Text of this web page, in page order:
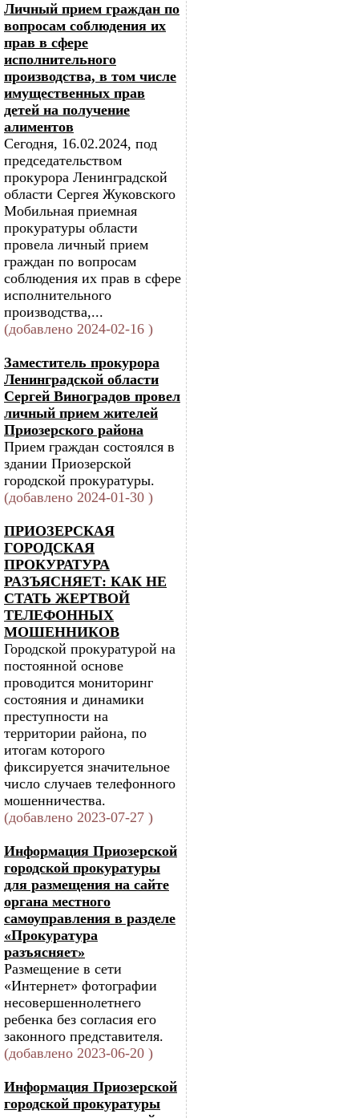
Личный прием граждан по
вопросам соблюдения их
прав в сфере
исполнительного
производства, в том числе
имущественных прав
детей на получение
алиментов
Сегодня, 16.02.2024, под
председательством
прокурора Ленинградской
области Сергея Жуковского
Мобильная приемная
прокуратуры области
провела личный прием
граждан по вопросам
соблюдения их прав в сфере
исполнительного
производства,...
(добавлено 2024-02-16 )
Заместитель прокурора
Ленинградской области
Сергей Виноградов провел
личный прием жителей
Приозерского района
Прием граждан состоялся в
здании Приозерской
городской прокуратуры.
(добавлено 2024-01-30 )
ПРИОЗЕРСКАЯ
ГОРОДСКАЯ
ПРОКУРАТУРА
РАЗЪЯСНЯЕТ: КАК НЕ
СТАТЬ ЖЕРТВОЙ
ТЕЛЕФОННЫХ
МОШЕННИКОВ
Городской прокуратурой на
постоянной основе
проводится мониторинг
состояния и динамики
преступности на
территории района, по
итогам которого
фиксируется значительное
число случаев телефонного
мошенничества.
(добавлено 2023-07-27 )
Информация Приозерской
городской прокуратуры
для размещения на сайте
органа местного
самоуправления в разделе
«Прокуратура
разъясняет»
Размещение в сети
«Интернет» фотографии
несовершеннолетнего
ребенка без согласия его
законного представителя.
(добавлено 2023-06-20 )
Информация Приозерской
городской прокуратуры